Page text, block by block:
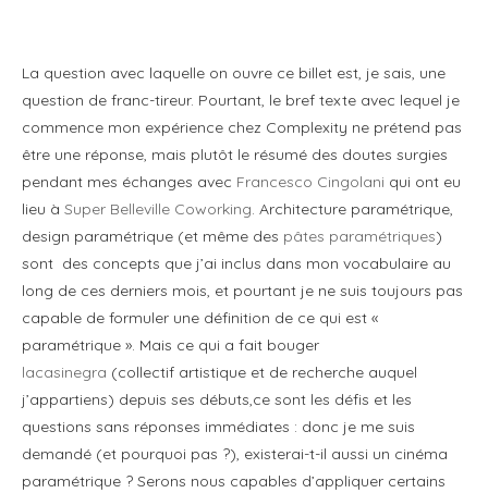
La question avec laquelle on ouvre ce billet est, je sais, une
question de franc-tireur. Pourtant, le bref texte avec lequel je
commence mon expérience chez Complexity ne prétend pas
être une réponse, mais plutôt le résumé des doutes surgies
pendant mes échanges avec Francesco Cingolani qui ont eu
lieu à Super Belleville Coworking. Architecture paramétrique,
design paramétrique (et même des pâtes paramétriques)
sont des concepts que j’ai inclus dans mon vocabulaire au
long de ces derniers mois, et pourtant je ne suis toujours pas
capable de formuler une définition de ce qui est «
paramétrique ». Mais ce qui a fait bouger
lacasinegra (collectif artistique et de recherche auquel
j’appartiens) depuis ses débuts,ce sont les défis et les
questions sans réponses immédiates : donc je me suis
demandé (et pourquoi pas ?), existerai-t-il aussi un cinéma
paramétrique ? Serons nous capables d’appliquer certains